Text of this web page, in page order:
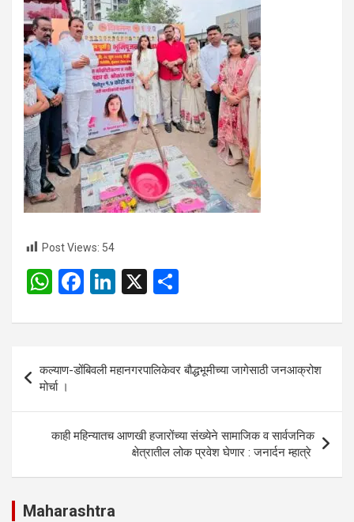
Post Views: 54
W
at
A
p
p
F
ce
b
o
o
k
Li
ke
n
X
ar
e
navigation
कल्याण-डोंबिवली महानगरपालिकेवर बौद्धभूमीच्या जागेसाठी जनआक्रोश
मोर्चा ।
काही महिन्यातच आणखी हजारोंच्या संख्येने सामाजिक व सार्वजनिक
क्षेत्रातील लोक प्रवेश घेणार : जनार्दन म्हात्रे
Maharashtra